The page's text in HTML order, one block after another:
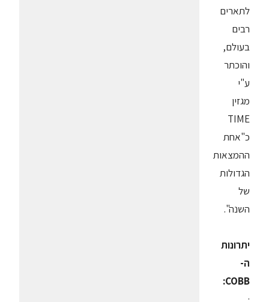
לתארים
רבים
בעולם,
והוכתר
ע"י
מגזין
TIME
כ"אחת
ההמצאות
הגדולות
של
השנה".
יתרונות
ה-
COBB:
·